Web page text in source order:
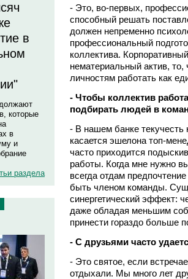
в
которые
в
и
раздела
- Это, во-первых,
способный решать
должен непременно
профессиональный
коллектива.
нематериальный актив,
личностям работать как
- Чтобы коллектив
подбирать людей в
- В нашем банке текучесть
касается эшелона топ-
часто приходится
работы. Когда мне нужно
всегда отдам
быть членом команды.
синергетический эффект:
даже обладая меньшим
принести гораздо больше
- С друзьями часто
- Это святое, если
отдыхали. Мы много лет